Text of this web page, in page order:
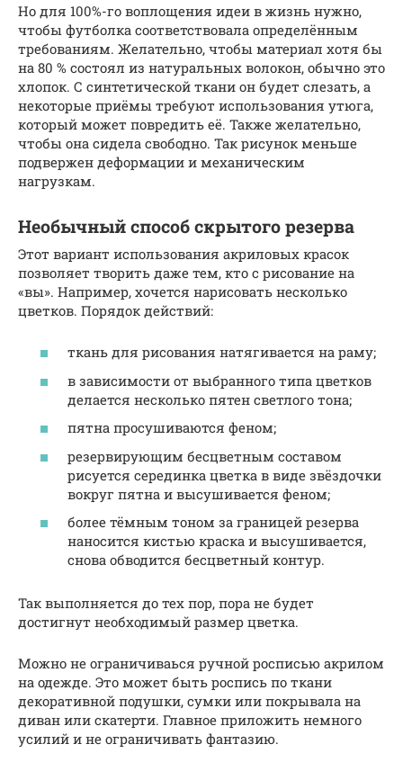
Но для 100%-го воплощения идеи в жизнь нужно,
чтобы футболка соответствовала определённым
требованиям. Желательно, чтобы материал хотя бы
на 80 % состоял из натуральных волокон, обычно это
хлопок. С синтетической ткани он будет слезать, а
некоторые приёмы требуют использования утюга,
который может повредить её. Также желательно,
чтобы она сидела свободно. Так рисунок меньше
подвержен деформации и механическим
нагрузкам.
Необычный способ скрытого резерва
Этот вариант использования акриловых красок
позволяет творить даже тем, кто с рисование на
«вы». Например, хочется нарисовать несколько
цветков. Порядок действий:
ткань для рисования натягивается на раму;
в зависимости от выбранного типа цветков
делается несколько пятен светлого тона;
пятна просушиваются феном;
резервирующим бесцветным составом
рисуется серединка цветка в виде звёздочки
вокруг пятна и высушивается феном;
более тёмным тоном за границей резерва
наносится кистью краска и высушивается,
снова обводится бесцветный контур.
Так выполняется до тех пор, пора не будет
достигнут необходимый размер цветка.
Можно не ограничиваься ручной росписью акрилом
на одежде. Это может быть роспись по ткани
декоративной подушки, сумки или покрывала на
диван или скатерти. Главное приложить немного
усилий и не ограничивать фантазию.